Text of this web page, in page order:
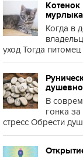
Котенок
Когда в
уход Тогда питомец
В
гонка
стресс Обрести